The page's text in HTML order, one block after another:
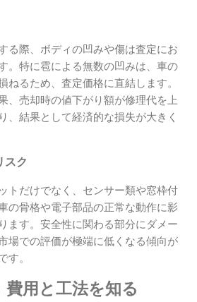
る際、ボディの凹みや傷は査定にお
。特に雹による無数の凹みは、車の
ねるため、査定価格に直結します。
、売却時の値下がり額が修理代を上
、結果として経済的な損失が大きく
スク
トだけでなく、センサー類や窓枠付
の骨格や電子部品の正常な動作に影
ます。安全性に関わる部分にダメー
場での評価が極端に低くなる傾向が
す。
費用と工法を知る